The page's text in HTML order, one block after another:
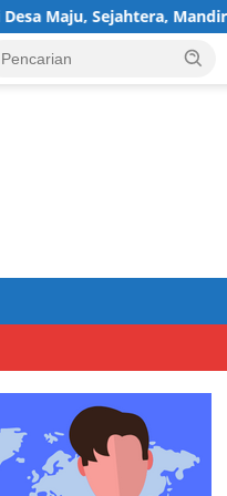
Mandiri, dan Religius